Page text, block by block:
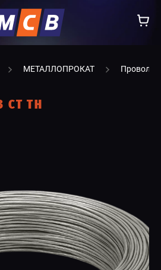
ВАКАНСИИ
КАТАЛОГ
УСЛУГИ
МЕТАЛЛОПРОКАТ
СТ ТН